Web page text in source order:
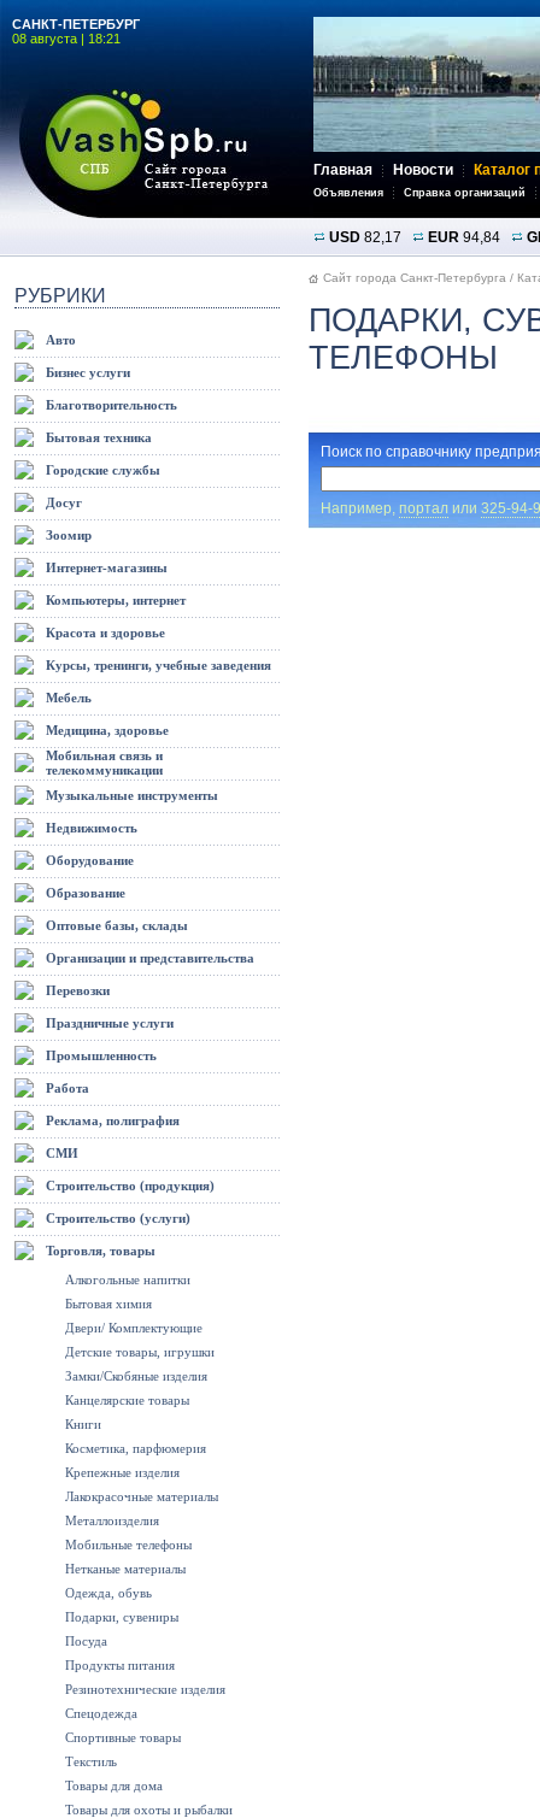
САНКТ-ПЕТЕРБУРГ
08 августа | 18:21
Главная Новости Каталог
Объявления Справка организаций
USD 82,17 EUR 94,84
РУБРИКИ
Авто
Бизнес услуги
Благотворительность
Бытовая техника
Городские службы
Досуг
Зоомир
Интернет-магазины
Компьютеры, интернет
Красота и здоровье
Курсы, тренинги, учебные заведения
Мебель
Медицина, здоровье
Мобильная связь и
телекоммуникации
Музыкальные инструменты
Недвижимость
Оборудование
Образование
Оптовые базы, склады
Организации и представительства
Перевозки
Праздничные услуги
Промышленность
Работа
Реклама, полиграфия
СМИ
Строительство (продукция)
Строительство (услуги)
Торговля, товары
Алкогольные напитки
Бытовая химия
Двери/ Комплектующие
Детские товары, игрушки
Замки/Скобяные изделия
Канцелярские товары
Книги
Косметика, парфюмерия
Крепежные изделия
Лакокрасочные материалы
Металлоизделия
Мобильные телефоны
Нетканые материалы
Одежда, обувь
Подарки, сувениры
Посуда
Продукты питания
Резинотехнические изделия
Спецодежда
Спортивные товары
Текстиль
Товары для дома
Товары для охоты и рыбалки
Сайт города Санкт-Петербурга /
ПОДАРКИ,
ТЕЛЕФОНЫ
Поиск по справочнику
Например, порталили 325-94-